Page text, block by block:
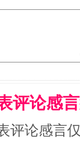
评论感
评论感言